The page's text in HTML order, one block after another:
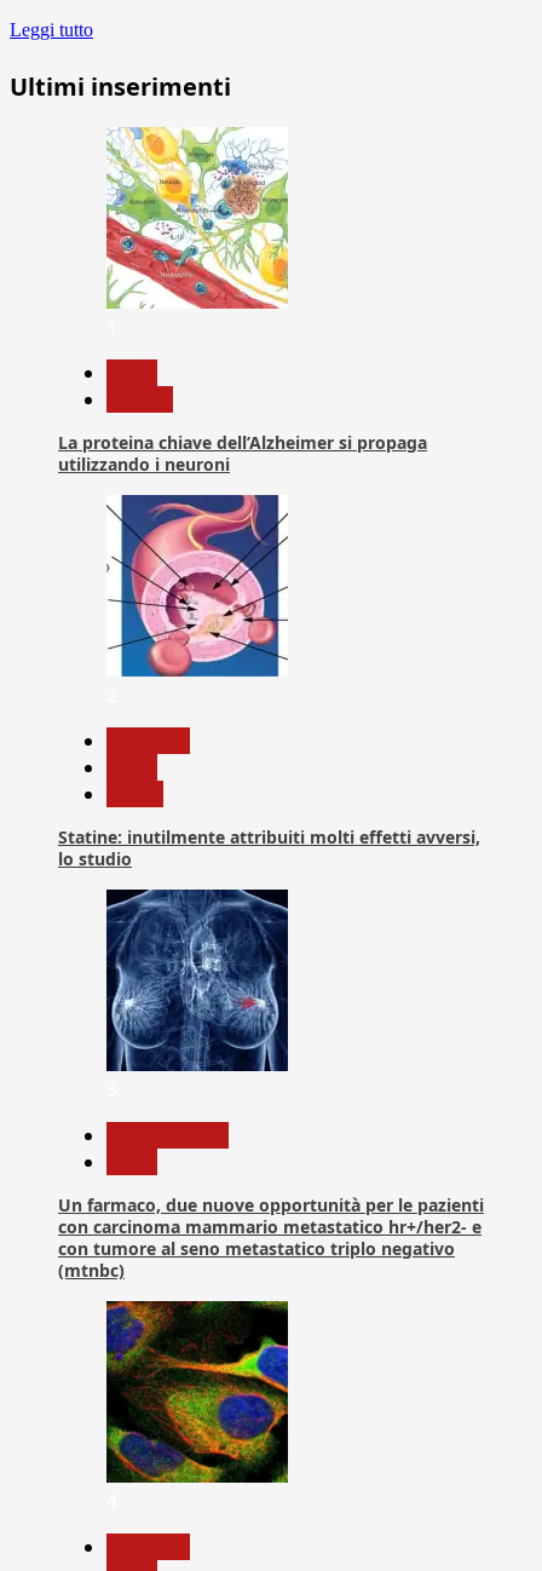
Leggi tutto
Ultimi inserimenti
La proteina chiave dell’Alzheimer si propaga
utilizzando i neuroni
Statine: inutilmente attribuiti molti effetti avversi,
lo studio
Un farmaco, due nuove opportunità per le pazienti
con carcinoma mammario metastatico hr+/her2- e
con tumore al seno metastatico triplo negativo
(mtnbc)